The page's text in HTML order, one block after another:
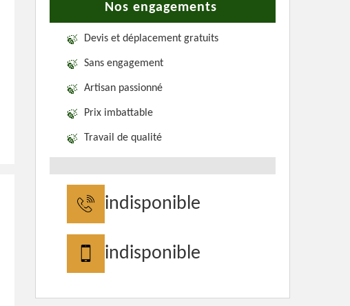
Nos engagements
Devis et déplacement gratuits
Sans engagement
Artisan passionné
Prix imbattable
Travail de qualité
indisponible
indisponible